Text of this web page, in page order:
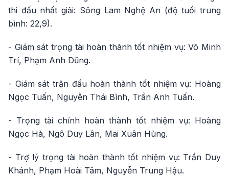
thi đấu nhất giải: Sông Lam Nghệ An (độ tuổi trung
bình: 22,9).
- Giám sát trọng tài hoàn thành tốt nhiệm vụ: Võ Minh
Trí, Phạm Anh Dũng.
- Giám sát trận đấu hoàn thành tốt nhiệm vụ: Hoàng
Ngọc Tuấn, Nguyễn Thái Bình, Trần Anh Tuấn.
- Trọng tài chính hoàn thành tốt nhiệm vụ: Hoàng
Ngọc Hà, Ngô Duy Lân, Mai Xuân Hùng.
- Trợ lý trọng tài hoàn thành tốt nhiệm vụ: Trần Duy
Khánh, Phạm Hoài Tâm, Nguyễn Trung Hậu.